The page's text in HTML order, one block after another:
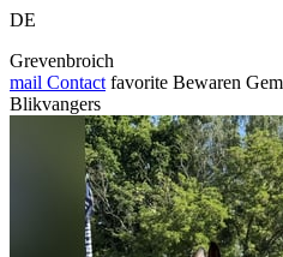
DE
Grevenbroich
mail Contact favorite Bewaren
Blikvangers